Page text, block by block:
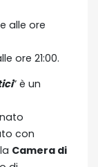
alle ore
ore 21:00.
” è un
con
Camera di